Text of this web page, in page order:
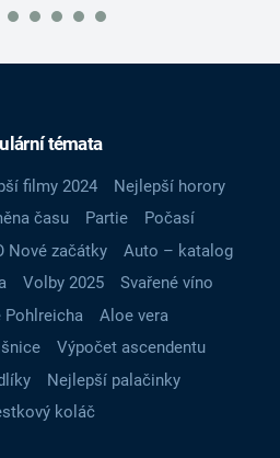
témata
filmy 2024
Nejlepší horory
času Partie
Počasí
Nové začátky
Auto – katalog
Volby 2025
Svařené víno
Pohlreicha
Aloe vera
Výpočet ascendentu
Nejlepší palačinky
koláč